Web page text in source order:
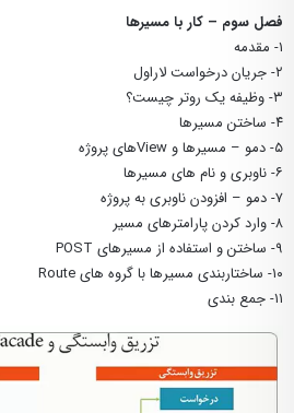
فصل سوم – کار با مسیرها
۱- مقدمه
۲- جریان درخواست لاراول
۳- وظیفه یک روتر چیست؟
۴- ساختن مسیرها
۵- دمو – مسیرها و Viewهای پروژه
۶- ناوبری و نام های مسیرها
۷- دمو – افزودن ناوبری به پروژه
۸- وارد کردن پارامترهای مسیر
۹- ساختن و استفاده از مسیرهای POST
۱۰- ساختاربندی مسیرها با گروه های Route
۱۱- جمع بندی